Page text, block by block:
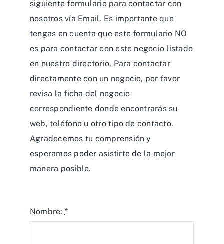
siguiente formulario para contactar con
nosotros vía Email. Es importante que
tengas en cuenta que este formulario NO
es para contactar con este negocio listado
en nuestro directorio. Para contactar
directamente con un negocio, por favor
revisa la ficha del negocio
correspondiente donde encontrarás su
web, teléfono u otro tipo de contacto.
Agradecemos tu comprensión y
esperamos poder asistirte de la mejor
manera posible.
Nombre: *